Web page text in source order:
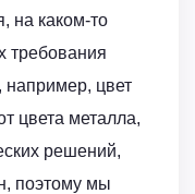
на каком-то
требования
цвет
цвета металла,
решений,
поэтому мы